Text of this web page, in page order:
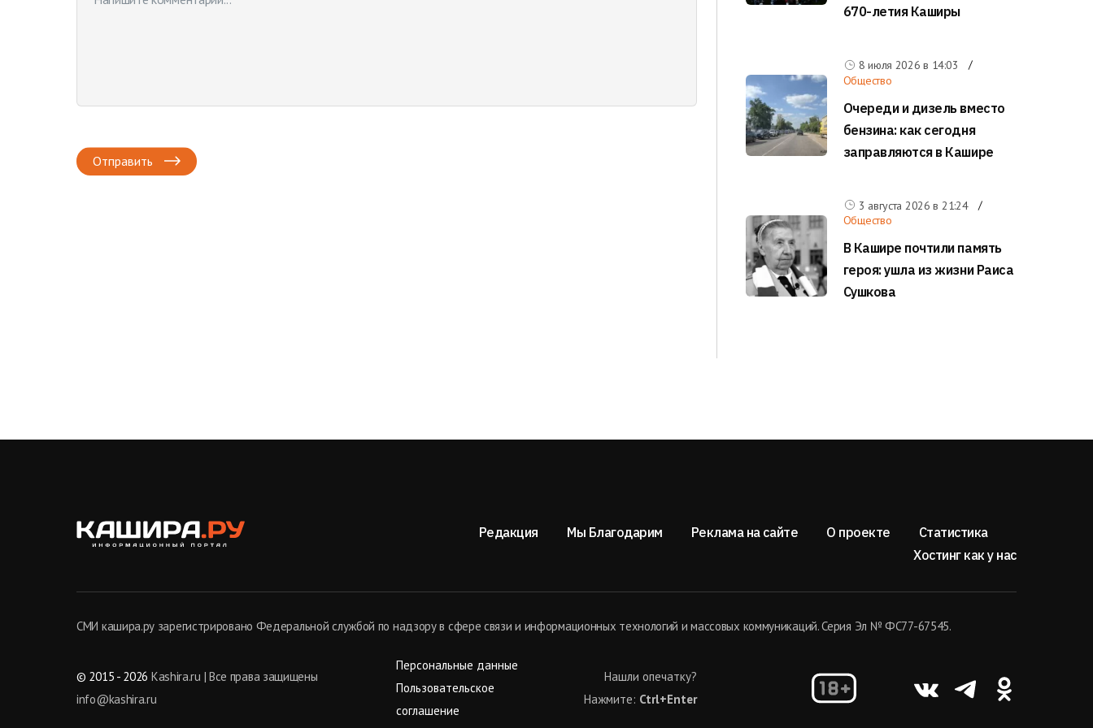
Отправить
670-летия Каширы
8 июля 2026 в 14:03
Общество
Очереди и дизель вместо
бензина: как сегодня
заправляются в Кашире
3 августа 2026 в 21:24
Общество
В Кашире почтили память
героя: ушла из жизни Раиса
Сушкова
Редакция Мы Благодарим Реклама на сайте О проекте
Статистика
Хостинг как у нас
СМИ кашира.ру зарегистрировано Федеральной службой по надзору в сфере связи и информационных технологий и массовых коммуникаций. Серия Эл № ФС77-67545.
© 2015 - 2026 Kashira.ru | Все права защищены
info@kashira.ru
Персональные данные
Пользовательское
соглашение
Нашли опечатку?
Нажмите: Ctrl+Enter